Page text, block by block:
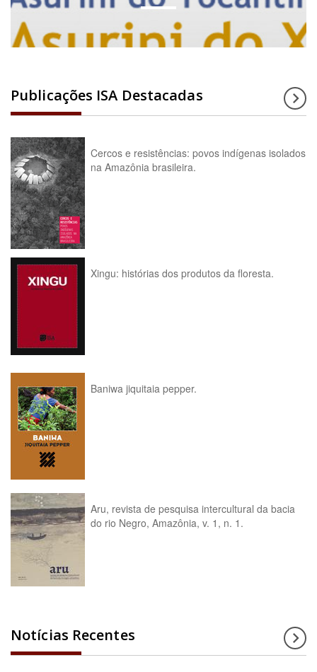
Publicações ISA Destacadas
Cercos e resistências: povos indígenas isolados
na Amazônia brasileira.
Xingu: histórias dos produtos da floresta.
Baniwa jiquitaia pepper.
Aru, revista de pesquisa intercultural da bacia
do rio Negro, Amazônia, v. 1, n. 1.
Notícias Recentes